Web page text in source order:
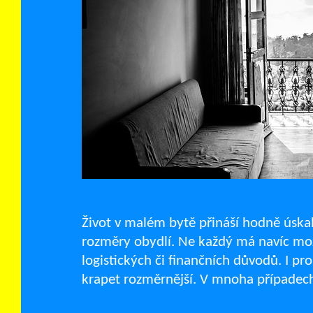
Život v malém bytě přináší hodně
rozměry obydlí. Ne každý má navíc
logistických či finančních důvodů. I
krapet rozměrnější. V mnoha